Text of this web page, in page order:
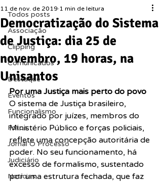
Todos posts
Associação
Clipping
Comunicados
Destaque
Eventos
Funcionalismo
Fotos
Jornal O Processo
Judiciário
Notícias
Democratização do Sistema
de Justiça: dia 25 de
novembro, 19 horas, na
Unisantos
11 de nov. de 2019 1 min de leitura
Por uma Justiça mais perto do povo
O sistema de Justiça brasileiro,
integrado por juízes, membros do
Ministério Público e forças policiais,
reflete uma concepção autoritária de
poder. No seu funcionamento, há
excesso de formalismo, sustentado
por uma estrutura fechada, que faz